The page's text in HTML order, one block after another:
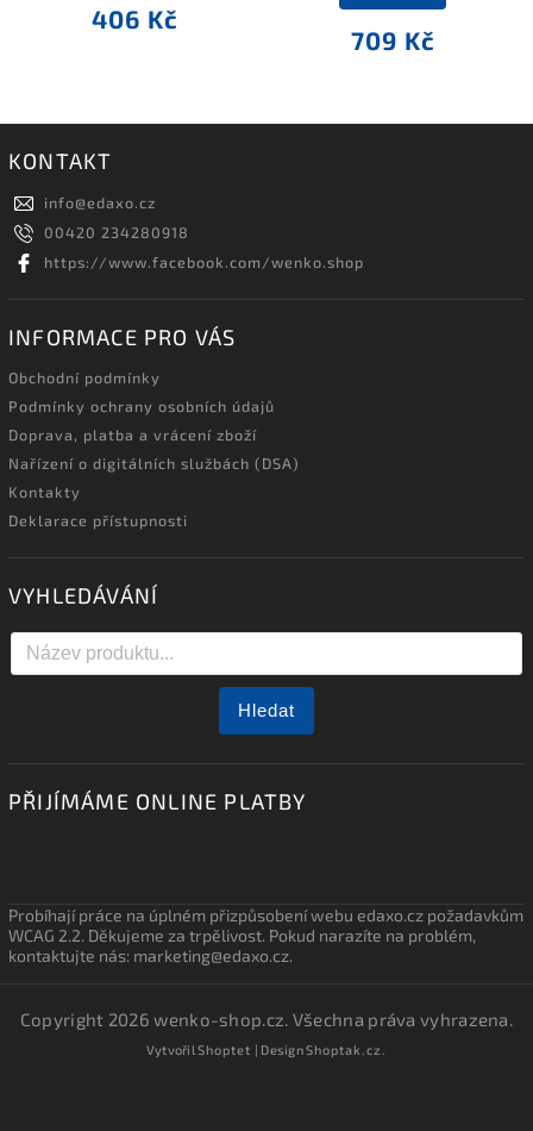
406 Kč
709 Kč
KONTAKT
info@edaxo.cz
00420 234280918
https://www.facebook.com/wenko.shop
INFORMACE PRO VÁS
Obchodní podmínky
Podmínky ochrany osobních údajů
Doprava, platba a vrácení zboží
Nařízení o digitálních službách (DSA)
Kontakty
Deklarace přístupnosti
VYHLEDÁVÁNÍ
Hledat
PŘIJÍMÁME ONLINE PLATBY
Probíhají práce na úplném přizpůsobení webu edaxo.cz požadavkům
WCAG 2.2. Děkujeme za trpělivost. Pokud narazíte na problém,
kontaktujte nás: marketing@edaxo.cz.
Copyright 2026wenko-shop.cz. Všechna práva vyhrazena.
VytvořilShoptet | DesignShoptak.cz.